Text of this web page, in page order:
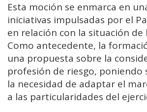
Esta moción se enmarca en
iniciativas impulsadas por el
en relación con la situación de
Como antecedente, la
una propuesta sobre la
profesión de riesgo, poniendo
la necesidad de adaptar el
a las particularidades del